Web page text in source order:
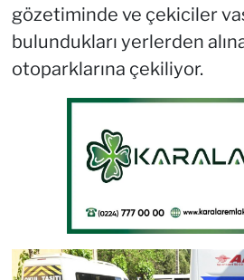
gözetiminde ve çekiciler
bulundukları yerlerden
otoparklarına çekiliyor.